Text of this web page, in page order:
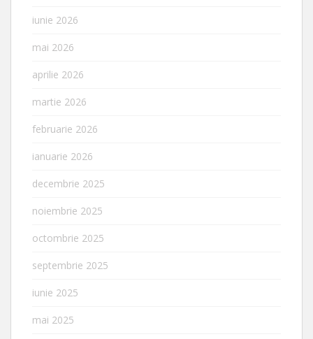
iunie 2026
mai 2026
aprilie 2026
martie 2026
februarie 2026
ianuarie 2026
decembrie 2025
noiembrie 2025
octombrie 2025
septembrie 2025
iunie 2025
mai 2025